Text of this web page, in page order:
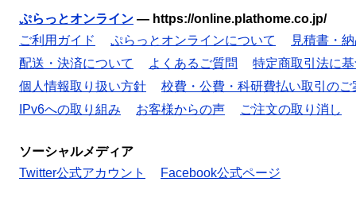
ぷらっとオンライン — https://online.plathome.co.jp/
ご利用ガイド
ぷらっとオンラインについて
見積書・
配送・決済について
よくあるご質問
特定商取引法に
個人情報取り扱い方針
校費・公費・科研費払い取引のご
IPv6への取り組み
お客様からの声 ご注文の取り消し
ソーシャルメディア
Twitter公式アカウント
Facebook公式ページ